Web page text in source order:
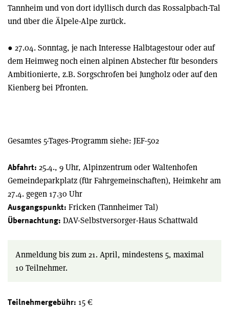
Tannheim und von dort idyllisch durch das Rossalpbach-Tal
und über die Älpele-Alpe zurück.
● 27.04. Sonntag, je nach Interesse Halbtagestour oder auf
dem Heimweg noch einen alpinen Abstecher für besonders
Ambitionierte, z.B. Sorgschrofen bei Jungholz oder auf den
Kienberg bei Pfronten.
Gesamtes 5-Tages-Programm siehe: JEF-502
Abfahrt: 25.4., 9 Uhr, Alpinzentrum oder Waltenhofen
Gemeindeparkplatz (für Fahrgemeinschaften), Heimkehr am
27.4. gegen 17.30 Uhr
Ausgangspunkt: Fricken (Tannheimer Tal)
Übernachtung: DAV-Selbstversorger-Haus Schattwald
Anmeldung bis zum 21. April, mindestens 5, maximal
10 Teilnehmer.
Teilnehmergebühr: 15 €